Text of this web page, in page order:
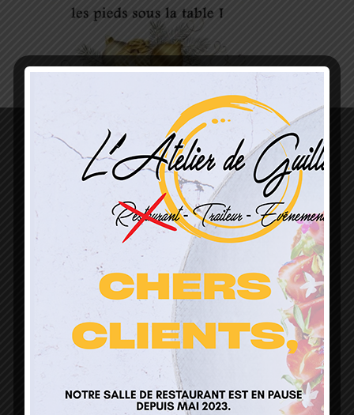
L’Atelier de Guillaume
1 Lieu Dit Sur Les Prés
68160 Sainte Marie Aux Mines
contact@atelierdeguillaume.fr